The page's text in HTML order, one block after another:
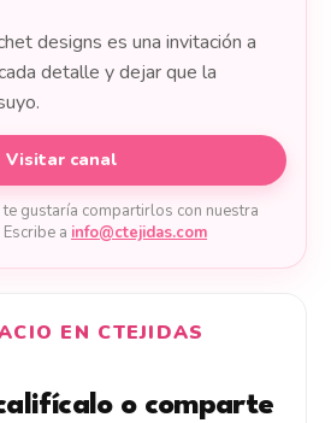
designs es una invitación a
detalle y dejar que la
Visitar canal
gustaría compartirlos con nuestra
a info@ctejidas.com
EN CTEJIDAS
o comparte